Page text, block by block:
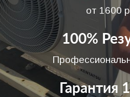
от 1600
100%
Гарантия